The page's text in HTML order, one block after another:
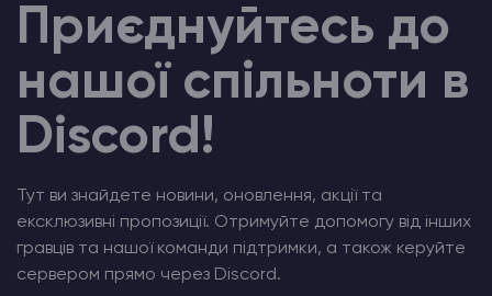
Приєднуйтесь до
нашої спільноти в
Discord!
Тут ви знайдете новини, оновлення, акції та
ексклюзивні пропозиції. Отримуйте допомогу від інших
гравців та нашої команди підтримки, а також керуйте
сервером прямо через Discord.